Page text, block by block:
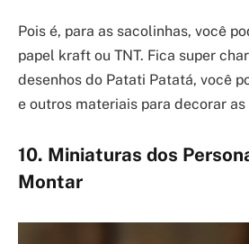
Pois é, para as sacolinhas, você
papel kraft ou TNT. Fica super
desenhos do Patati Patatá, você
e outros materiais para decorar as
10. Miniaturas dos
Montar